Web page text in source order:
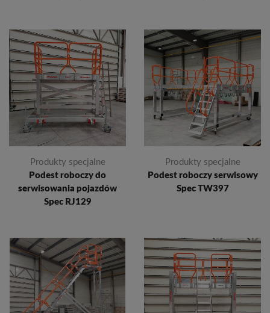
Produkty specjalne
Podest roboczy do
serwisowania pojazdów
Spec RJ129
Produkty specjalne
Podest roboczy serwisowy
Spec TW397